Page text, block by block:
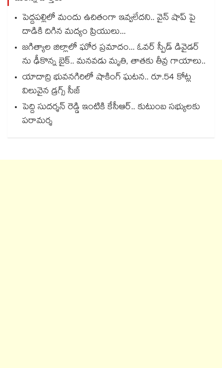
పెద్దపల్లిలో మందు ఉచితంగా ఇవ్వలేదని.. వైన్ షాప్ పై
దాడికి దిగిన మద్యం ప్రియులు...
జగిత్యాల జిల్లాలో ఘోర ప్రమాదం... ఓవర్ స్పీడ్ డివైడర్
ను ఢీకొన్న బైక్.. మనవడు మృతి, తాతకు తీవ్ర గాయాలు..
యాదాద్రి భువనగిరిలో షాకింగ్ ఘటన.. రూ.54 కోట్ల
విలువైన డ్రగ్స్ సీజ్
పెద్ది సుదర్శన్ రెడ్డి ఇంటికి కేసీఆర్.. కుటుంబ సభ్యులకు
పరామర్శ